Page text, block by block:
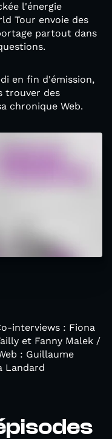
l'énergie
Tour envoie des
partout dans
en fin d'émission,
trouver des
chronique Web.
interviews : Fiona
et Fanny Malek /
: Guillaume
Landard